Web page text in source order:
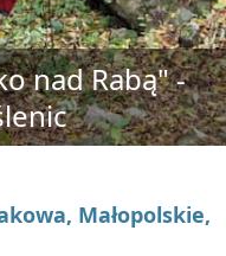
nad Rabą" -
Małopolskie,